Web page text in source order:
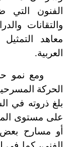
الفنون التي
والتقانات
معاهد
العربية.
ومع نمو
الحركة
بلغ ذروته في
على مستوى
أو مسارح بعض